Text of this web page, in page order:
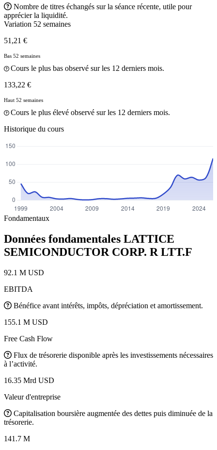
Nombre de titres échangés sur la séance récente, utile pour
apprécier la liquidité.
Variation 52 semaines
51,21 €
Bas 52 semaines
Cours le plus bas observé sur les 12 derniers mois.
133,22 €
Haut 52 semaines
Cours le plus élevé observé sur les 12 derniers mois.
Historique du cours
Fondamentaux
Données fondamentales LATTICE
SEMICONDUCTOR CORP. R LTT.F
92.1 M USD
EBITDA
Bénéfice avant intérêts, impôts, dépréciation et amortissement.
155.1 M USD
Free Cash Flow
Flux de trésorerie disponible après les investissements nécessaires
à l’activité.
16.35 Mrd USD
Valeur d'entreprise
Capitalisation boursière augmentée des dettes puis diminuée de la
trésorerie.
141.7 M